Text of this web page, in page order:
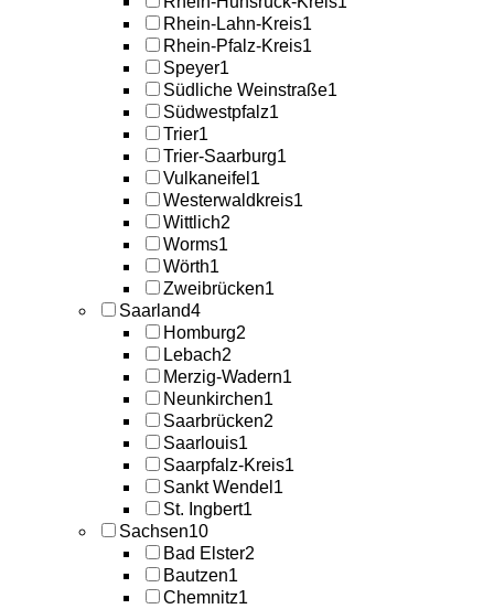
Rhein-Lahn-Kreis1
Rhein-Pfalz-Kreis1
Speyer1
Südliche Weinstraße1
Südwestpfalz1
Trier1
Trier-Saarburg1
Vulkaneifel 1
Westerwaldkreis1
Wittlich2
Worms1
Wörth1
Zweibrücken1
Saarland4
Homburg2
Lebach2
Merzig-Wadern1
Neunkirchen1
Saarbrücken2
Saarlouis1
Saarpfalz-Kreis1
Sankt Wendel 1
St. Ingbert1
Sachsen10
Bad Elster2
Bautzen1
Chemnitz1